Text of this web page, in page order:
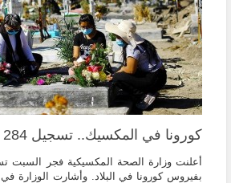
كورونا في المكسيك.. تسجيل 284 وفاة جديدة
بفيروس كورونا في البلاد. وأشارت الوزارة في